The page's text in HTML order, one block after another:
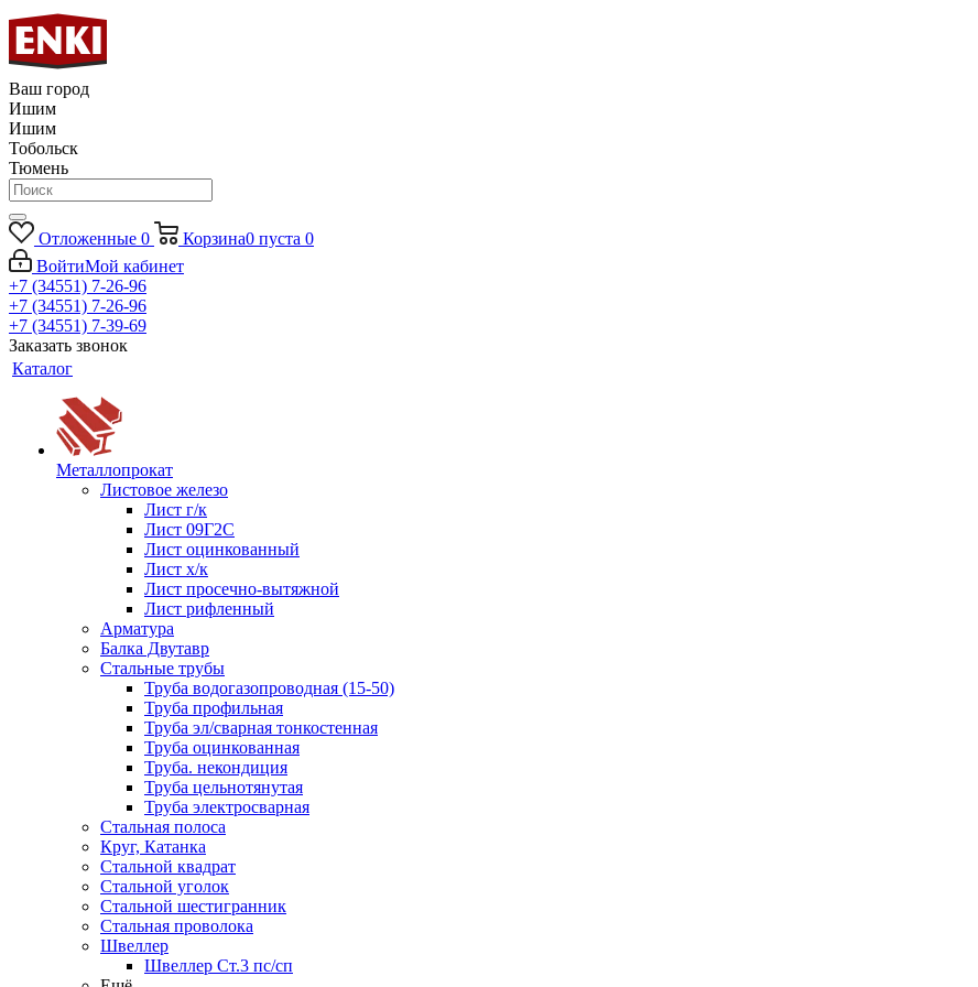
Ваш город
Ишим
Ишим
Тобольск
Тюмень
Отложенные 0 Корзина0 пуста 0
ВойтиМой кабинет
+7 (34551) 7-26-96
+7 (34551) 7-26-96
+7 (34551) 7-39-69
Заказать звонок
Каталог
Металлопрокат
Листовое железо
Лист г/к
Лист 09Г2С
Лист оцинкованный
Лист х/к
Лист просечно-вытяжной
Лист рифленный
Арматура
Балка Двутавр
Стальные трубы
Труба водогазопроводная (15-50)
Труба профильная
Труба эл/сварная тонкостенная
Труба оцинкованная
Труба. некондиция
Труба цельнотянутая
Труба электросварная
Стальная полоса
Круг, Катанка
Стальной квадрат
Стальной уголок
Стальной шестигранник
Стальная проволока
Швеллер
Швеллер Ст.3 пс/сп